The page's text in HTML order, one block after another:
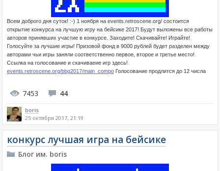
Всем доброго дня суток! :-) 1 ноября на events.retroscene.org/ состоится
открытие конкурса на лучшую игру на бейсике 2017! Будут выложены все работы
авторов принявших участие в конкурсе. Заходите! Скачивайте! Играйте!
Голосуйте за лучшие игры! Призовой фонд в 9000 рублей будет разделен между
авторами чьи игры заняли соответственно первое, второе и третье место!
Ссылка на голосование и скачиваеие игр здесь!
events.retroscene.org/bbg2017/main_compo Голосование продлится до 12 числа
7453 44
boris
25 октября 2017, 21:19
конкурс лучшая игра на бейсике
Блог им. boris